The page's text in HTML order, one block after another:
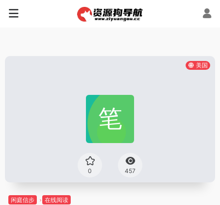
美国
0 457
闲庭信步 在线阅读